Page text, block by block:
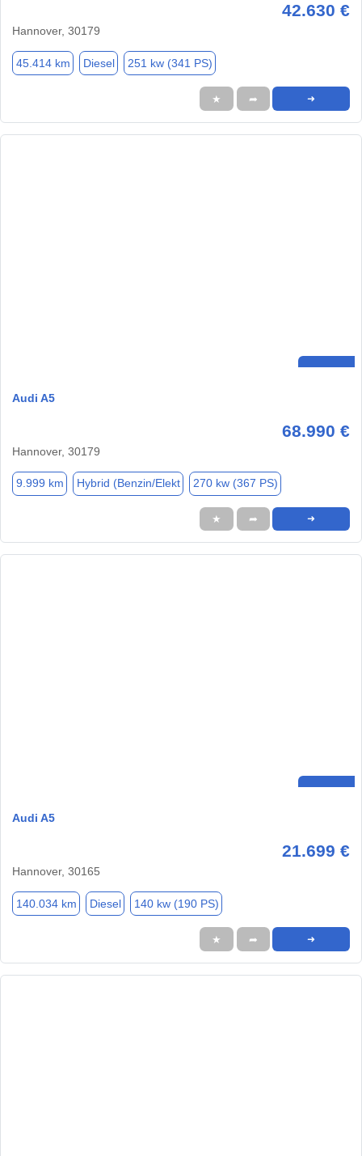
42.630 €
Hannover, 30179
45.414 km Diesel 251 kw (341 PS)
★ ➦ ➜
Audi A5
68.990 €
Hannover, 30179
9.999 km Hybrid (Benzin/Elekt 270 kw (367 PS)
★ ➦ ➜
Audi A5
21.699 €
Hannover, 30165
140.034 km Diesel 140 kw (190 PS)
★ ➦ ➜